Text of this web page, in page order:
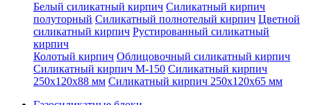
Белый силикатный кирпич Силикатный кирпич
полуторный Силикатный полнотелый кирпич Цветной
силикатный кирпич Рустированный силикатный
кирпич
Колотый кирпич Облицовочный силикатный кирпич
Силикатный кирпич М-150 Силикатный кирпич
250x120x88 мм Силикатный кирпич 250x120x65 мм